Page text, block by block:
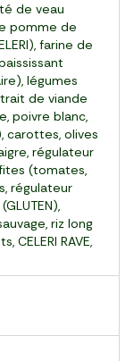
de veau
pomme de
farine de
légumes
de viande
poivre blanc,
carottes, olives
régulateur
(tomates,
régulateur
riz long
RAVE,